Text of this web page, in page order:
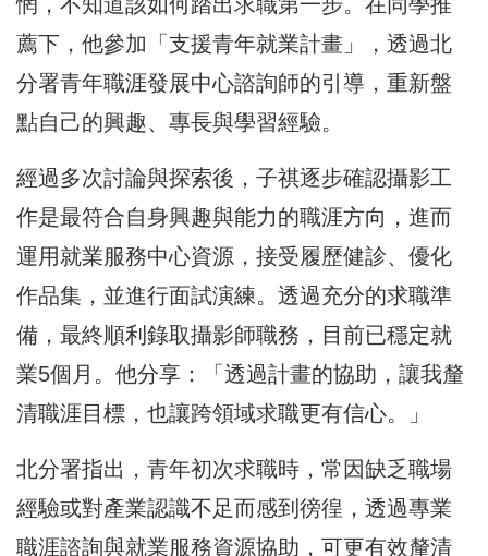
薦下，他參加「支援青年就業計畫」，透過北
分署青年職涯發展中心諮詢師的引導，重新盤
點自己的興趣、專長與學習經驗。
經過多次討論與探索後，子祺逐步確認攝影工
作是最符合自身興趣與能力的職涯方向，進而
運用就業服務中心資源，接受履歷健診、優化
作品集，並進行面試演練。透過充分的求職準
備，最終順利錄取攝影師職務，目前已穩定就
業5個月。他分享：「透過計畫的協助，讓我釐
清職涯目標，也讓跨領域求職更有信心。」
北分署指出，青年初次求職時，常因缺乏職場
經驗或對產業認識不足而感到徬徨，透過專業
職涯諮詢與就業服務資源協助，可更有效釐清